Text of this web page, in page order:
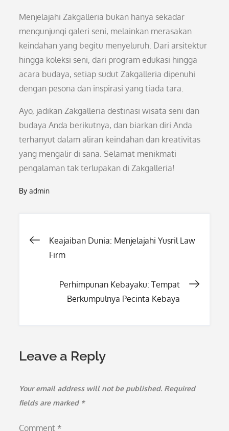
Menjelajahi Zakgalleria bukan hanya sekadar
mengunjungi galeri seni, melainkan merasakan
keindahan yang begitu menyeluruh. Dari arsitektur
hingga koleksi seni, dari program edukasi hingga
acara budaya, setiap sudut Zakgalleria dipenuhi
dengan pesona dan inspirasi yang tiada tara.
Ayo, jadikan Zakgalleria destinasi wisata seni dan
budaya Anda berikutnya, dan biarkan diri Anda
terhanyut dalam aliran keindahan dan kreativitas
yang mengalir di sana. Selamat menikmati
pengalaman tak terlupakan di Zakgalleria!
Byadmin
Post
Keajaiban Dunia: Menjelajahi Yusril Law
Firm
Perhimpunan Kebayaku: Tempat
Berkumpulnya Pecinta Kebaya
Leave a Reply
Your email address will not be published. Required
fields are marked *
Comment *